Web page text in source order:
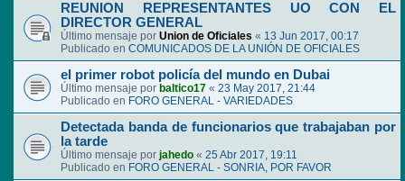
REUNION REPRESENTANTES UO CON EL
DIRECTOR GENERAL
Último mensaje por Union de Oficiales « 13 Jun 2017, 00:17
Publicado en COMUNICADOS DE LA UNIÓN DE OFICIALES
el primer robot policía del mundo en Dubai
Último mensaje por baltico17 « 23 May 2017, 21:44
Publicado en FORO GENERAL - VARIEDADES
Detectada banda de funcionarios que trabajaban por
la tarde
Último mensaje por jahedo « 25 Abr 2017, 19:11
Publicado en FORO GENERAL - SONRIA, POR FAVOR